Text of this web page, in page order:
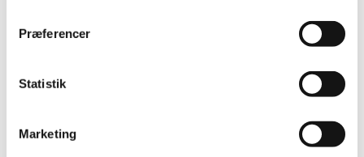
Præferencer
Statistik
Marketing